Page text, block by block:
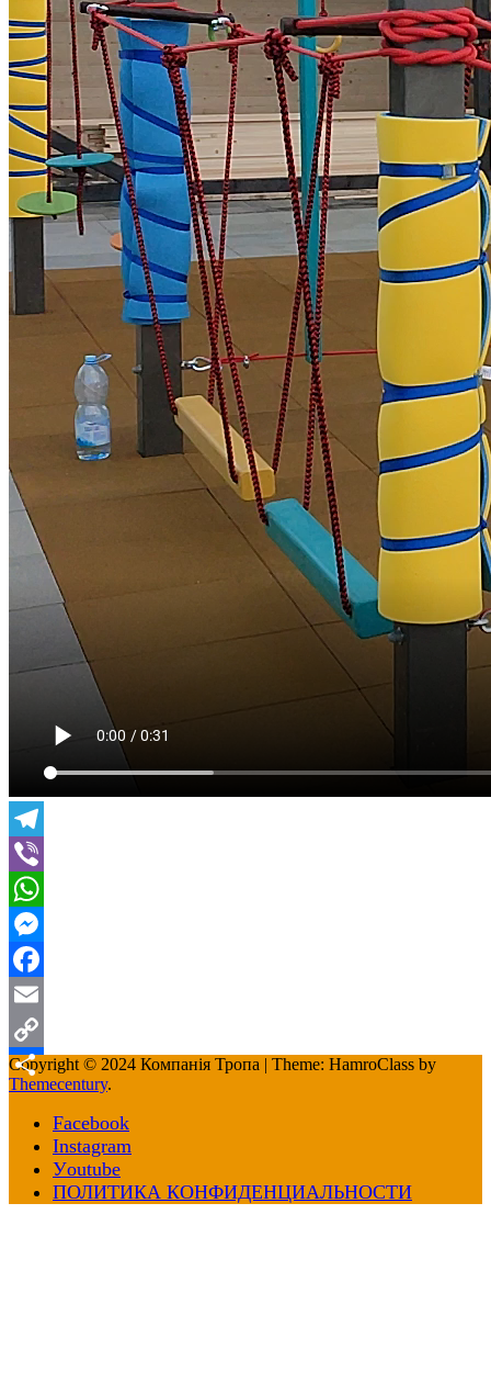
Telegram
Viber
WhatsApp
Messenger
Facebook
Email
Copy
Copyright © 2024 Компанія Тропа | Theme: HamroClass by
Themecentury.
Facebook
Іnstagram
Уoutube
ПОЛИТИКА КОНФИДЕНЦИАЛЬНОСТИ